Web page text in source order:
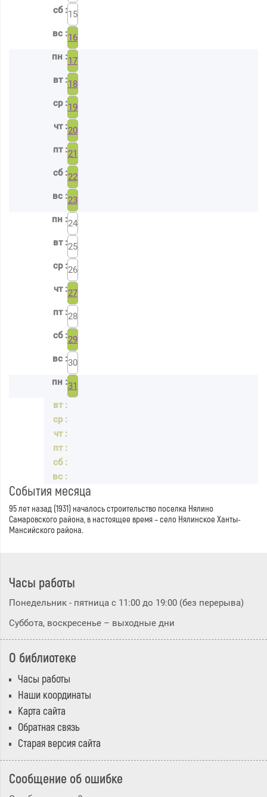
15
16
17
18
19
20
21
22
23
24
25
26
27
28
29
30
31
События месяца
95 лет назад (1931) началось строительство поселка Нялино
Самаровского района, в настоящее время – село Нялинское Ханты-
Мансийского района.
Часы работы
Понедельник - пятница с 11:00 до 19:00 (без перерыва)
Суббота, воскресенье – выходные дни
О библиотеке
Часы работы
Наши координаты
Карта сайта
Обратная связь
Старая версия сайта
Сообщение об ошибке